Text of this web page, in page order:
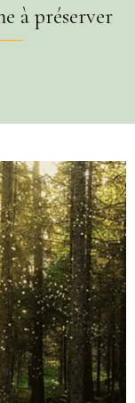
à préserver